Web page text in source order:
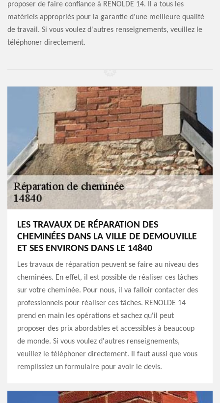
proposer de faire confiance à RENOLDE 14. Il a tous les
matériels appropriés pour la garantie d'une meilleure qualité
de travail. Si vous voulez d'autres renseignements, veuillez le
téléphoner directement.
LES TRAVAUX DE RÉPARATION DES
CHEMINÉES DANS LA VILLE DE DEMOUVILLE
ET SES ENVIRONS DANS LE 14840
Les travaux de réparation peuvent se faire au niveau des
cheminées. En effet, il est possible de réaliser ces tâches
sur votre cheminée. Pour nous, il va falloir contacter des
professionnels pour réaliser ces tâches. RENOLDE 14
prend en main les opérations et sachez qu'il peut
proposer des prix abordables et accessibles à beaucoup
de monde. Si vous voulez d'autres renseignements,
veuillez le téléphoner directement. Il faut aussi que vous
remplissiez un formulaire pour avoir le devis.